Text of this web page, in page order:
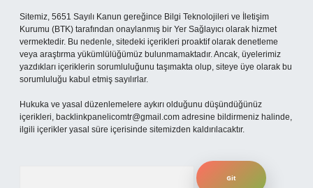
Sitemiz, 5651 Sayılı Kanun gereğince Bilgi Teknolojileri ve İletişim
Kurumu (BTK) tarafından onaylanmış bir Yer Sağlayıcı olarak hizmet
vermektedir. Bu nedenle, sitedeki içerikleri proaktif olarak denetleme
veya araştırma yükümlülüğümüz bulunmamaktadır. Ancak, üyelerimiz
yazdıkları içeriklerin sorumluluğunu taşımakta olup, siteye üye olarak bu
sorumluluğu kabul etmiş sayılırlar.
Hukuka ve yasal düzenlemelere aykırı olduğunu düşündüğünüz
içerikleri, backlinkpanelicomtr@gmail.com adresine bildirmeniz halinde,
ilgili içerikler yasal süre içerisinde sitemizden kaldırılacaktır.